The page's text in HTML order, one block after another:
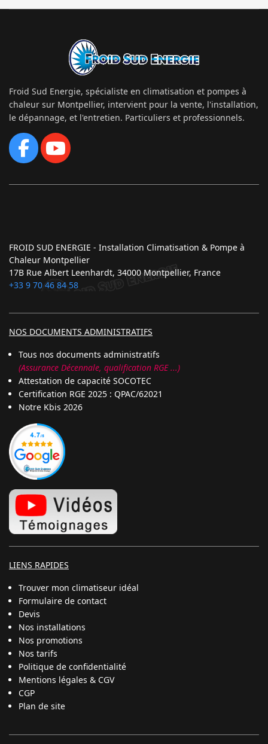
Froid Sud Energie, spécialiste en climatisation et pompes à
chaleur sur Montpellier, intervient pour la vente, l'installation,
le dépannage, et l'entretien. Particuliers et professionnels.
FROID SUD ENERGIE - Installation Climatisation & Pompe à
Chaleur Montpellier
17B Rue Albert Leenhardt, 34000 Montpellier, France
+33 9 70 46 84 58
NOS DOCUMENTS ADMINISTRATIFS
Tous nos documents administratifs
(Assurance Décennale, qualification RGE ...)
Attestation de capacité SOCOTEC
Certification RGE 2025 : QPAC/62021
Notre Kbis 2026
LIENS RAPIDES
Trouver mon climatiseur idéal
Formulaire de contact
Devis
Nos installations
Nos promotions
Nos tarifs
Politique de confidentialité
Mentions légales & CGV
CGP
Plan de site